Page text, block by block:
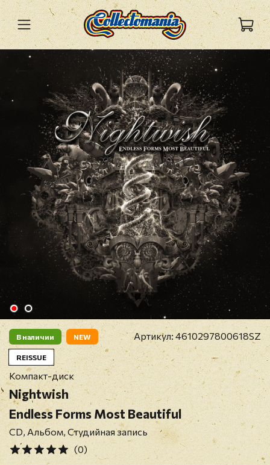
В наличии NEW
REISSUE
Артикул:4610297800618SZ
Компакт-диск
Nightwish
Endless Forms Most Beautiful
CD, Альбом, Студийная запись
(0)